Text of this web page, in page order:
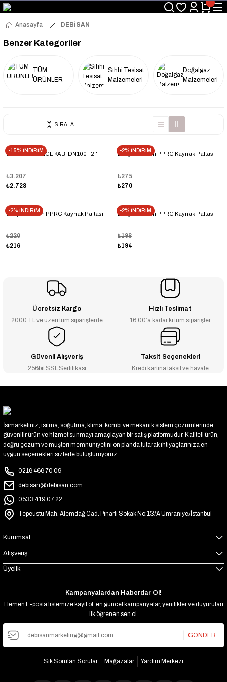
Üyelerimize Özel "uye2026" Koduyla Sepette Ekstra %3 İndirim
KAZAN-KASKAD İÇİN TEK ADRES
Anasayfa
DEBİSAN
Benzer Kategoriler
TÜM
ÜRÜNLER
Sıhhi Tesisat
Malzemeleri
Doğalgaz
Malzemeleri
SIRALA
-15% İNDİRİM
DEBİSAN DENGE KABI DN100 - 2''
₺2.728
₺3.207
-2% İNDİRİM
Dinçer 32 mm PPRC Kaynak Paftası
₺270
₺275
-2% İNDİRİM
Dinçer 25 mm PPRC Kaynak Paftası
₺216
₺220
-2% İNDİRİM
Dinçer 20 mm PPRC Kaynak Paftası
₺194
₺198
Ücretsiz Kargo
2000 TL ve üzeri tüm siparişlerde
Hızlı Teslimat
16:00’a kadar ki tüm siparişler
Güvenli Alışveriş
256bit SSL Sertifikası
Taksit Seçenekleri
Kredi kartına taksit ve havale
İsimarketiniz, ısıtma, soğutma, klima, kombi ve mekanik sistem çözümlerinde
güvenilir ürün ve hizmet sunmayı amaçlayan bir satış platformudur. Kaliteli ürün,
doğru çözüm ve müşteri memnuniyetini ön planda tutarak ihtiyaçlarınıza en
uygun seçenekleri sizlerle buluşturuyoruz.
0216 466 70 09
debisan@debisan.com
0533 419 07 22
Tepeüstü Mah. Alemdağ Cad. Pınarlı Sokak No:13/A Ümraniye/İstanbul
Kurumsal
Alışveriş
Üyelik
Kampanyalardan Haberdar Ol!
Hemen E-posta listemize kayıt ol, en güncel kampanyalar, yenilikler ve duyuruları
ilk öğrenen sen ol.
GÖNDER
Sık Sorulan Sorular Mağazalar Yardım Merkezi